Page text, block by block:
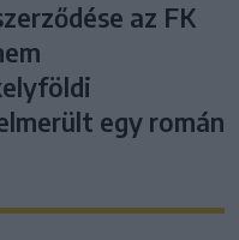
az FK
egy román